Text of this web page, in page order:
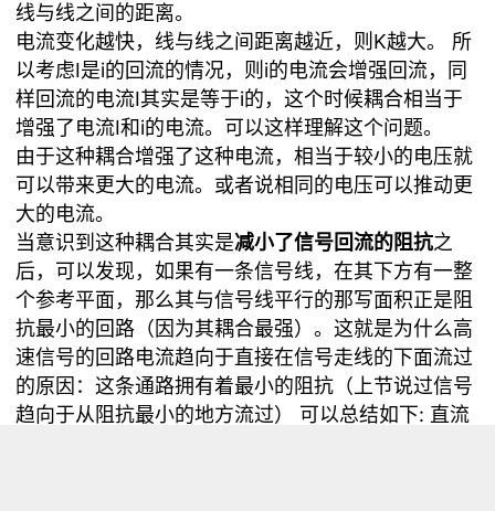
线与线之间的距离。
电流变化越快，线与线之间距离越近，则K越大。 所
以考虑I是i的回流的情况，则i的电流会增强回流，同
样回流的电流I其实是等于i的，这个时候耦合相当于
增强了电流I和i的电流。可以这样理解这个问题。
由于这种耦合增强了这种电流，相当于较小的电压就
可以带来更大的电流。或者说相同的电压可以推动更
大的电流。
当意识到这种耦合其实是减小了信号回流的阻抗之
后，可以发现，如果有一条信号线，在其下方有一整
个参考平面，那么其与信号线平行的那写面积正是阻
抗最小的回路（因为其耦合最强）。这就是为什么高
速信号的回路电流趋向于直接在信号走线的下面流过
的原因：这条通路拥有着最小的阻抗（上节说过信号
趋向于从阻抗最小的地方流过） 可以总结如下: 直流